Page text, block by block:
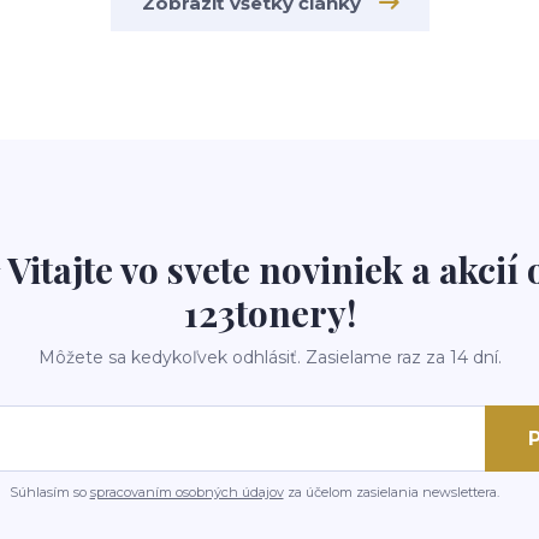
Vitajte vo svete noviniek a akcií
123tonery!
Môžete sa kedykoľvek odhlásiť. Zasielame raz za 14 dní.
Súhlasím so spracovaním osobných údajovza účelom zasielania newslettera.